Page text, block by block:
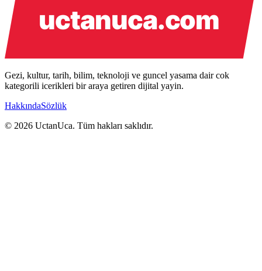
Gezi, kultur, tarih, bilim, teknoloji ve guncel yasama dair cok
kategorili icerikleri bir araya getiren dijital yayin.
HakkındaSözlük
© 2026 UctanUca. Tüm hakları saklıdır.